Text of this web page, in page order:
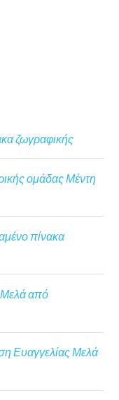
ζωγραφικής
ομάδας Μέντη
πίνακα
Μελά από
Ευαγγελίας Μελά